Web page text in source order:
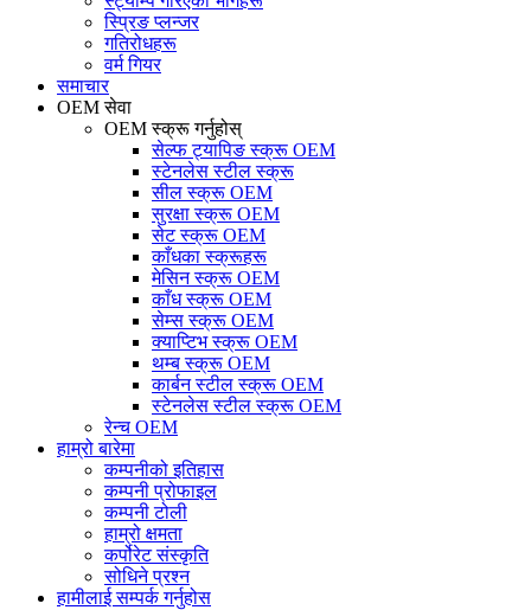
स्प्रिङ प्लन्जर
गतिरोधहरू
वर्म गियर
समाचार
OEM सेवा
OEM स्क्रू गर्नुहोस्
सेल्फ ट्यापिङ स्क्रू OEM
स्टेनलेस स्टील स्क्रू
सील स्क्रू OEM
सुरक्षा स्क्रू OEM
सेट स्क्रू OEM
काँधका स्क्रूहरू
मेसिन स्क्रू OEM
काँध स्क्रू OEM
सेम्स स्क्रू OEM
क्याप्टिभ स्क्रू OEM
थम्ब स्क्रू OEM
कार्बन स्टील स्क्रू OEM
स्टेनलेस स्टील स्क्रू OEM
रेन्च OEM
हाम्रो बारेमा
कम्पनीको इतिहास
कम्पनी प्रोफाइल
कम्पनी टोली
हाम्रो क्षमता
कर्पोरेट संस्कृति
सोधिने प्रश्न
हामीलाई सम्पर्क गर्नुहोस